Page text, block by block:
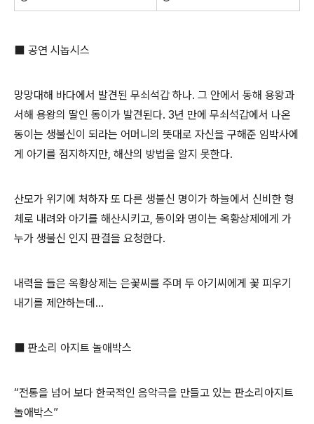
⬛ 공연 시놉시스
망망대해 바다에서 발견된 무쇠석갑 하나. 그 안에서 동해 용왕과
서해 용왕의 딸인 동이가 발견된다. 3년 만에 무쇠석갑에서 나온
동이는 생불신이 되라는 어머니의 뜻대로 자신을 구해준 임박사에
게 아기를 점지하지만, 해산의 방법을 알지 못한다.
산모가 위기에 처하자 또 다른 생불신 명이가 하늘에서 신비한 형
체로 내려와 아기를 해산시키고, 동이와 명이는 옥황상제에게 가
누가 생불신 인지 판결을 요청한다.
내력을 들은 옥황상제는 은꽃씨를 주며 두 아기씨에게 꽃 피우기
내기를 제안하는데 ...
⬛ 판소리 아지트 놀애박스
“전통을 넘어 보다 한국적인 음악극을 만들고 있는 판소리아지트
놀애박스”